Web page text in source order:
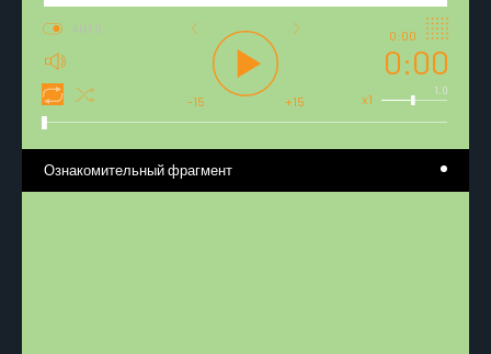
0:00
0:00
1.0
x1
-15 +15
AUTO
Ознакомительный фрагмент